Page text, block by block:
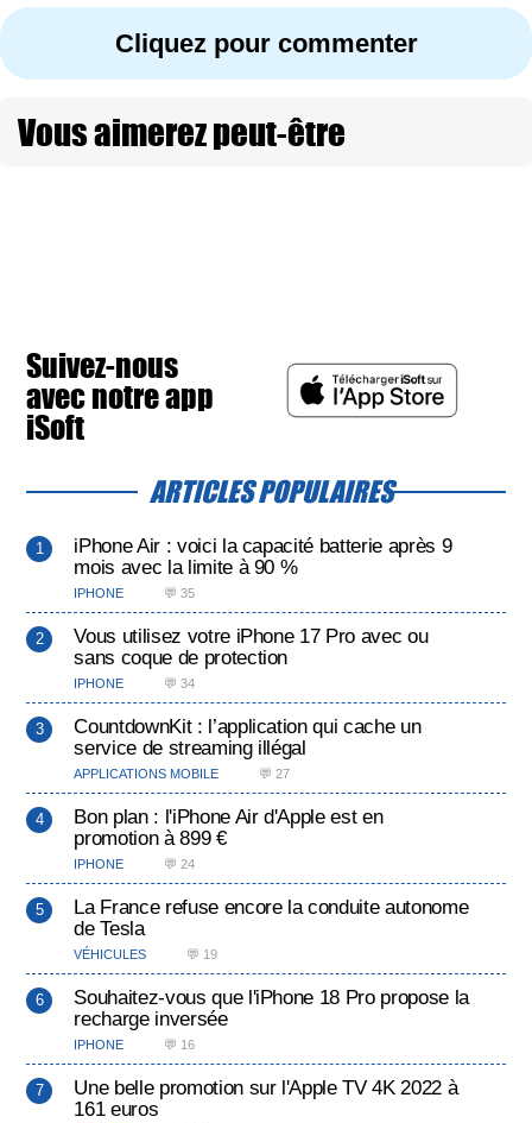
Cliquez pour commenter
Vous aimerez peut-être
Suivez-nous
avec notre app
iSoft
ARTICLES POPULAIRES
iPhone Air : voici la capacité batterie après 9
mois avec la limite à 90 %
IPHONE 💬 35
Vous utilisez votre iPhone 17 Pro avec ou
sans coque de protection
IPHONE 💬 34
CountdownKit : l’application qui cache un
service de streaming illégal
APPLICATIONS MOBILE 💬 27
Bon plan : l'iPhone Air d'Apple est en
promotion à 899 €
IPHONE 💬 24
La France refuse encore la conduite autonome
de Tesla
VÉHICULES 💬 19
Souhaitez-vous que l'iPhone 18 Pro propose la
recharge inversée
IPHONE 💬 16
Une belle promotion sur l'Apple TV 4K 2022 à
161 euros